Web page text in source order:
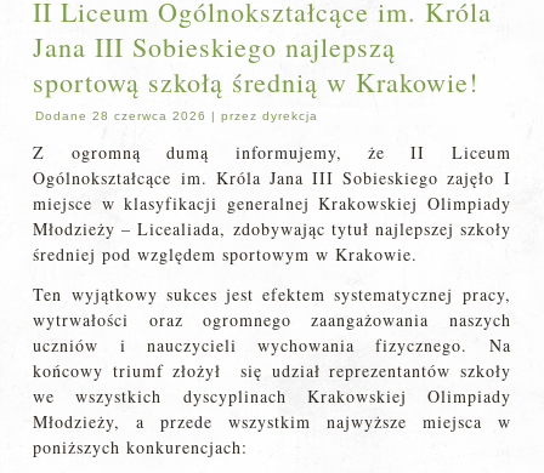
II Liceum Ogólnokształcące im. Króla
Jana III Sobieskiego najlepszą
sportową szkołą średnią w Krakowie!
Dodane 28 czerwca 2026 |przez dyrekcja
Z ogromną dumą informujemy, że II Liceum
Ogólnokształcące im. Króla Jana III Sobieskiego zajęło I
miejsce w klasyfikacji generalnej Krakowskiej Olimpiady
Młodzieży – Licealiada, zdobywając tytuł najlepszej szkoły
średniej pod względem sportowym w Krakowie.
Ten wyjątkowy sukces jest efektem systematycznej pracy,
wytrwałości oraz ogromnego zaangażowania naszych
uczniów i nauczycieli wychowania fizycznego. Na
końcowy triumf złożył się udział reprezentantów szkoły
we wszystkich dyscyplinach Krakowskiej Olimpiady
Młodzieży, a przede wszystkim najwyższe miejsca w
poniższych konkurencjach: